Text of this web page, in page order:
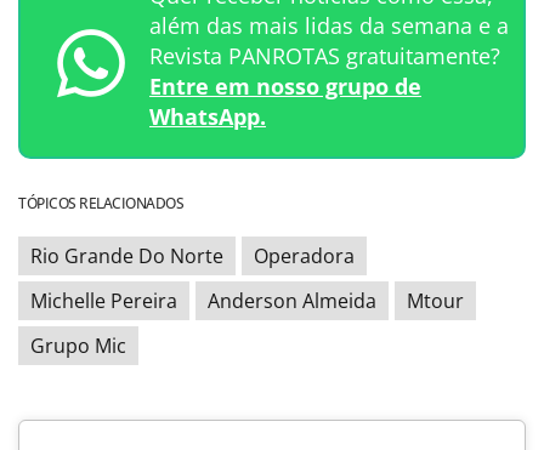
além das mais lidas da semana e a
Revista PANROTAS gratuitamente?
Entre em nosso grupo de
WhatsApp.
TÓPICOS RELACIONADOS
Rio Grande Do Norte
Operadora
Michelle Pereira
Anderson Almeida
Mtour
Grupo Mic